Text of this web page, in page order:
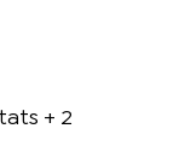
+ 2